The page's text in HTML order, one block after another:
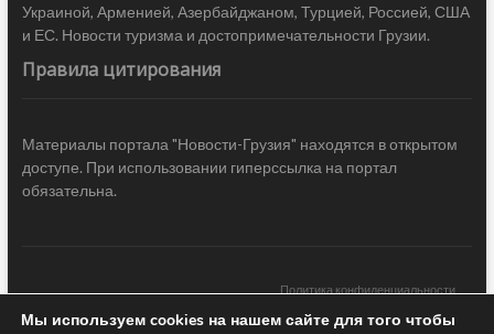
Украиной, Арменией, Азербайджаном, Турцией, Россией, США
и ЕС. Новости туризма и достопримечательности Грузии.
Правила цитирования
Материалы портала "Новости-Грузия" находятся в открытом
доступе. При использовании гиперссылка на портал
обязательна.
Политика конфиденциальности
Мы используем cookies на нашем сайте для того чтобы